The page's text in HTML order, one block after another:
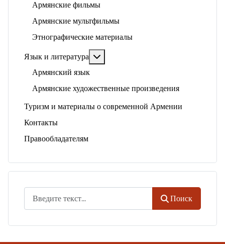
Армянские фильмы
Армянские мультфильмы
Этнографические материалы
Язык и литература
Армянский язык
Армянские художественные произведения
Туризм и материалы о современной Армении
Контакты
Правообладателям
Поиск